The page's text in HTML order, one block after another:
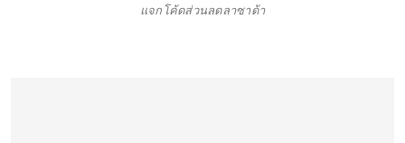
แจกโค้ดส่วนลดลาซาด้า